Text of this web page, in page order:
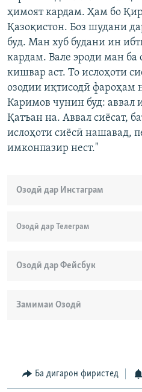
ҳимоят кардам. Ҳам бо
Қазоқистон. Боз шудани
буд. Ман хуб будани ин
кардам. Вале эроди ман ба
кишвар аст. То ислоҳоти
озодии иқтисодӣ фароҳам
Каримов чунин буд: аввал
Қатъан на. Аввал сиёсат,
ислоҳоти сиёсӣ нашавад,
имконпазир нест."
Замимаи Озодӣ
Озодӣ дар Телеграм
Озодӣ дар Фейсбук
Озодӣ дар Инстаграм
Ба дигарон фиристед